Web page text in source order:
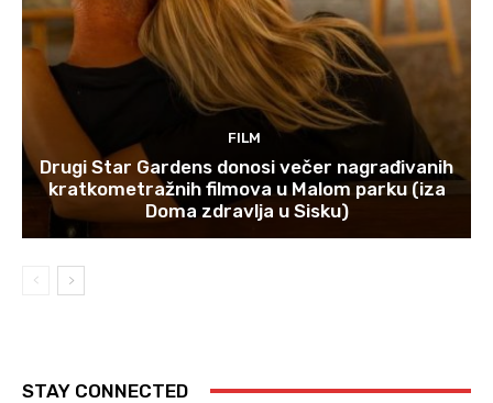
FILM
Drugi Star Gardens donosi večer nagrađivanih
kratkometražnih filmova u Malom parku (iza
Doma zdravlja u Sisku)
STAY CONNECTED